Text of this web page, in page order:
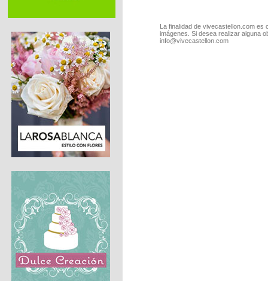
La finalidad de vivecastellon.com
imágenes. Si desea realizar alguna
info@vivecastellon.com